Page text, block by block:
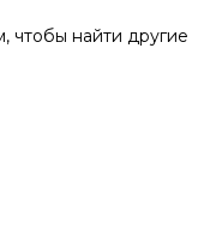
чтобы найти другие